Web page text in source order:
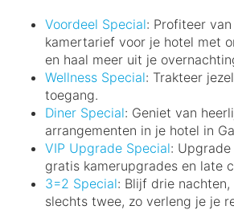
Voordeel Special: Profiteer
kamertarief voor je hotel met
en haal meer uit je
Wellness Special: Trakteer
toegang.
Diner Special: Geniet van
arrangementen in je hotel in
VIP Upgrade Special:
gratis kamerupgrades en late
3=2 Special: Blijf drie
slechts twee, zo verleng je je